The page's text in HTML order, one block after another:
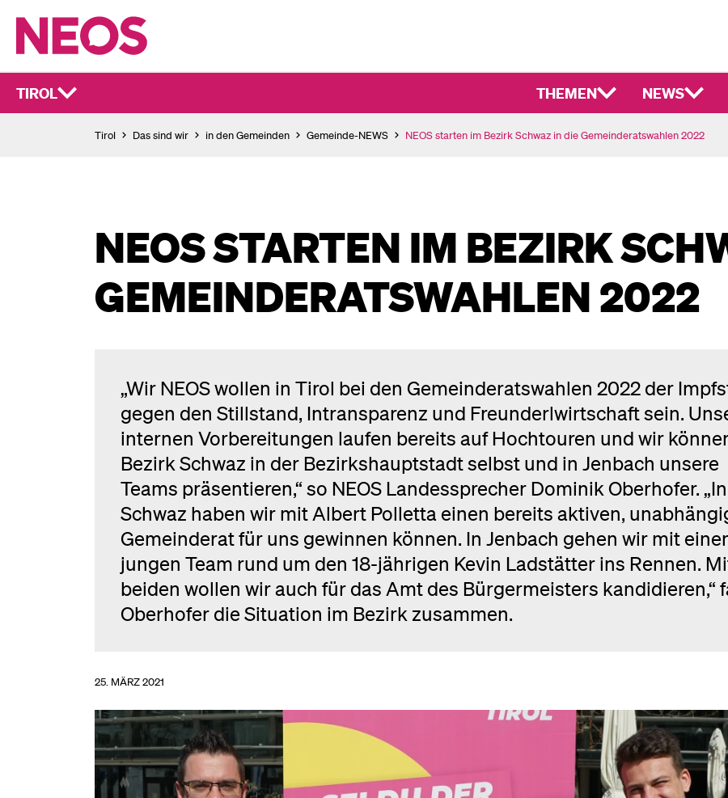
TIROL THEMEN NEWS
Tirol Das sind wir in den Gemeinden Gemeinde-NEWS NEOS starten im Bezirk Schwaz in die Gemeinderatswahlen 2022
NEOS STARTEN IM BEZIRK
GEMEINDERATSWAHLEN 2022
„Wir NEOS wollen in Tirol bei den Gemeinderatswahlen 2022 der
gegen den Stillstand, Intransparenz und Freunderlwirtschaft sein.
internen Vorbereitungen laufen bereits auf Hochtouren und wir
Bezirk Schwaz in der Bezirkshauptstadt selbst und in Jenbach unsere
Teams präsentieren,“ so NEOS Landessprecher Dominik Oberhofer. „In
Schwaz haben wir mit Albert Polletta einen bereits aktiven,
Gemeinderat für uns gewinnen können. In Jenbach gehen wir mit
jungen Team rund um den 18-jährigen Kevin Ladstätter ins Rennen.
beiden wollen wir auch für das Amt des Bürgermeisters kandidieren,“
Oberhofer die Situation im Bezirk zusammen.
25. MÄRZ 2021